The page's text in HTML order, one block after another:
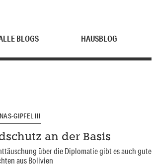
BLOGS HAUSBLOG
GIPFEL III
an der Basis
über die Diplomatie gibt es auch gute
aus Bolivien